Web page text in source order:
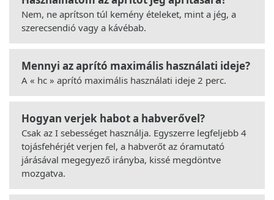
Nem, ne aprítson túl kemény ételeket, mint a jég, a
szerecsendió vagy a kávébab.
Mennyi az aprító maximális használati ideje?
A « hc » aprító maximális használati ideje 2 perc.
Hogyan verjek habot a habverővel?
Csak az I sebességet használja. Egyszerre legfeljebb 4
tojásfehérjét verjen fel, a habverőt az óramutató
járásával megegyező irányba, kissé megdöntve
mozgatva.